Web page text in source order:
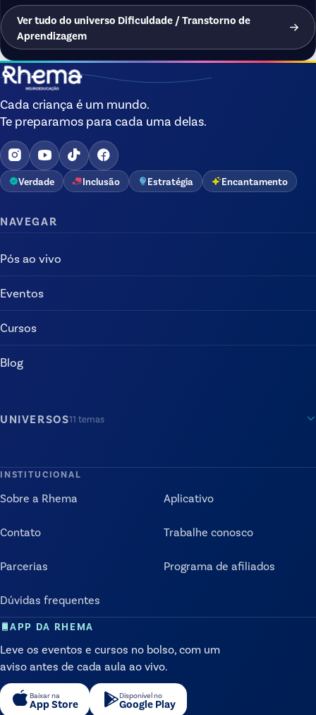
Ver tudo do universo Dificuldade / Transtorno de
Aprendizagem
Cada criança é um mundo.
Te preparamos para cada uma delas.
Verdade Inclusão Estratégia Encantamento
NAVEGAR
Pós ao vivo
Eventos
Cursos
Blog
UNIVERSOS11 temas
INSTITUCIONAL
Sobre a Rhema Aplicativo
Contato Trabalhe conosco
Parcerias Programa de afiliados
Dúvidas frequentes
APP DA RHEMA
Leve os eventos e cursos no bolso, com um
aviso antes de cada aula ao vivo.
Baixar na
App Store
Disponível no
Google Play